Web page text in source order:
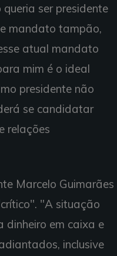
ser presidente
mandato tampão,
atual mandato
mim é o ideal
presidente não
se candidatar
relações
Marcelo Guimarães
"A situação
dinheiro em caixa e
inclusive